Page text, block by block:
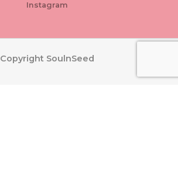
Instagram
Copyright SoulnSeed